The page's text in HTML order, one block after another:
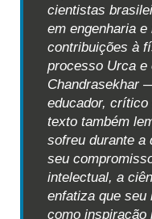
cientistas
em engenharia
contribuições à
processo Urca e
Chandrasekhar
educador,
texto também
sofreu durante a
seu
intelectual, a
enfatiza que seu
como inspiração